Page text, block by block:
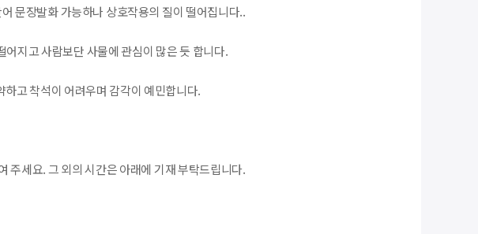
문장발화 가능하나 상호작용의 질이 떨어집니다..
지고 사람보단 사물에 관심이 많은 듯 합니다.
고 착석이 어려우며 감각이 예민합니다.
주세요. 그 외의 시간은 아래에 기재 부탁드립니다.